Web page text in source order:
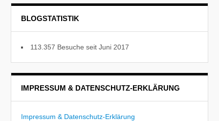
BLOGSTATISTIK
113.357 Besuche seit Juni 2017
IMPRESSUM & DATENSCHUTZ-ERKLÄRUNG
Impressum & Datenschutz-Erklärung